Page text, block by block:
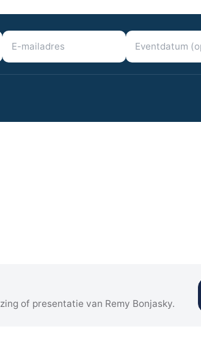
of presentatie van Remy Bonjasky.